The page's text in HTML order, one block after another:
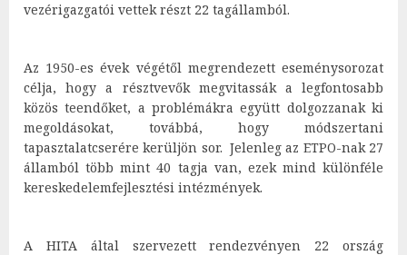
vezérigazgatói vettek részt 22 tagállamból.
Az 1950-es évek végétől megrendezett eseménysorozat
célja, hogy a résztvevők megvitassák a legfontosabb
közös teendőket, a problémákra együtt dolgozzanak ki
megoldásokat, továbbá, hogy módszertani
tapasztalatcserére kerüljön sor. Jelenleg az ETPO-nak 27
államból több mint 40 tagja van, ezek mind különféle
kereskedelemfejlesztési intézmények.
A HITA által szervezett rendezvényen 22 ország